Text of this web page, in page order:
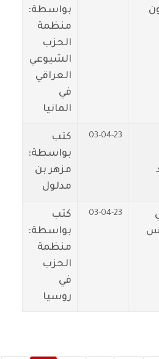
بواسطة:
منظمة
الحزب
الشيوعي
العراقي
في
المانيا
03-04-23
كتب
بواسطة:
مزهر بن
مدلول
03-04-23
كتب
بواسطة:
منظمة
الحزب
في
روسيا